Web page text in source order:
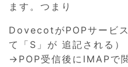
ます。つまり
DovecotがPOPサービ
て「S」が 追記される）
→POP受信後にIMAPで